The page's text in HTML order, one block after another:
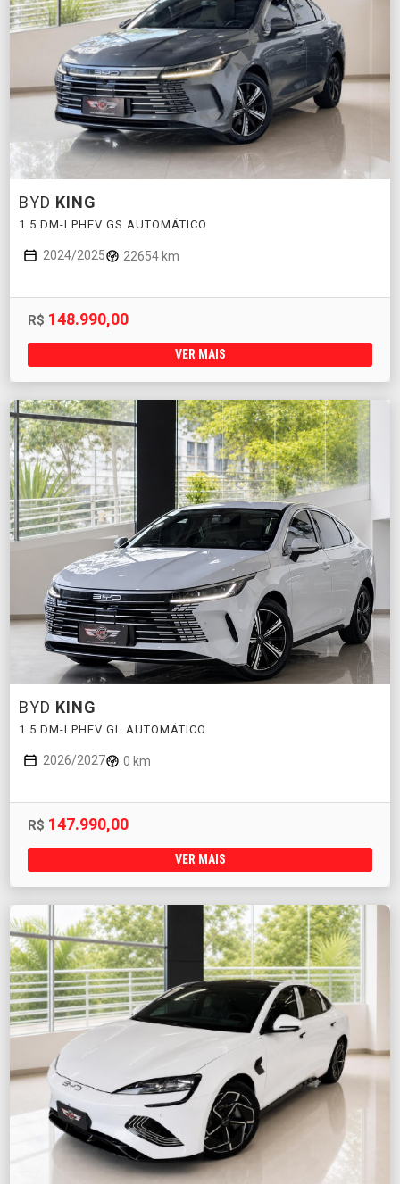
BYD KING
1.5 DM-I PHEV GS AUTOMÁTICO
2024/2025 22654 km
R$ 148.990,00
VER MAIS
BYD KING
1.5 DM-I PHEV GL AUTOMÁTICO
2026/2027 0 km
R$ 147.990,00
VER MAIS